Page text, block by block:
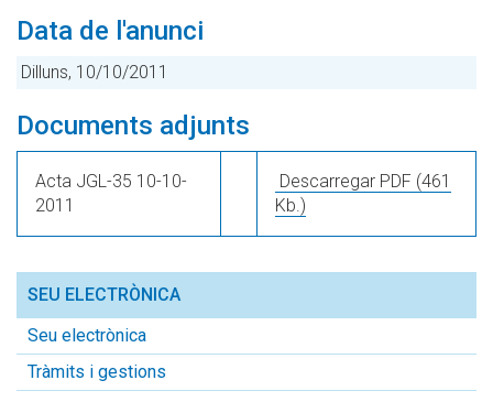
Data de l'anunci
Dilluns, 10/10/2011
Documents adjunts
Acta JGL-35 10-10-
2011
Descarregar PDF (461
Kb.)
SEU ELECTRÒNICA
Seu electrònica
Tràmits i gestions